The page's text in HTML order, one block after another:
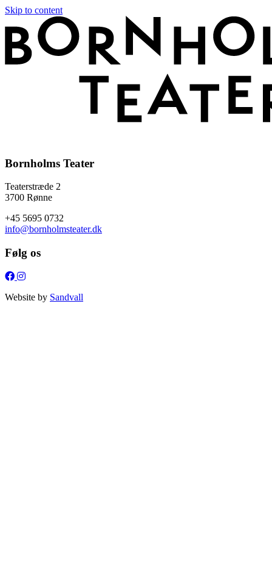
Skip to content
Bornholms Teater
Teaterstræde 2
3700 Rønne
+45 5695 0732
info@bornholmsteater.dk
Følg os
Website by Sandvall